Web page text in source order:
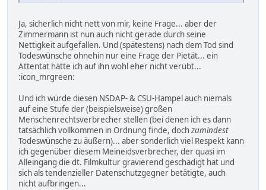
Ja, sicherlich nicht nett von mir, keine Frage... aber der
Zimmermann ist nun auch nicht gerade durch seine
Nettigkeit aufgefallen. Und (spätestens) nach dem Tod sind
Todeswünsche ohnehin nur eine Frage der Pietät... ein
Attentat hätte ich auf ihn wohl eher nicht verübt...
:icon_mrgreen:
Und ich würde diesen NSDAP- & CSU-Hampel auch niemals
auf eine Stufe der (beispielsweise) großen
Menschenrechtsverbrecher stellen (bei denen ich es dann
tatsächlich vollkommen in Ordnung finde, dochzumindest
Todeswünsche zu äußern)... aber sonderlich viel Respekt kann
ich gegenüber diesem Meineidsverbrecher, der quasi im
Alleingang die dt. Filmkultur gravierend geschädigt hat und
sich als tendenzieller Datenschutzgegner betätigte, auch
nicht aufbringen...